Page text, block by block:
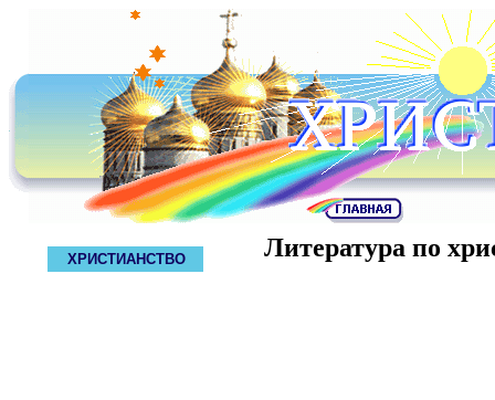
ХРИСТИАНСТВО Литература по